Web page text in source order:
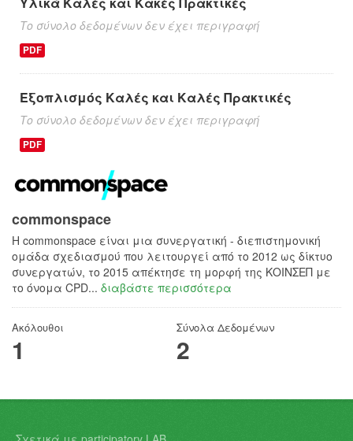
Το σύνολο δεδομένων δεν έχει περιγραφή
PDF
Εξοπλισμός Καλές και Καλές Πρακτικές
Το σύνολο δεδομένων δεν έχει περιγραφή
PDF
commonspace
H commonspace είναι μια συνεργατική - διεπιστημονική
ομάδα σχεδιασμού που λειτουργεί από το 2012 ως δίκτυο
συνεργατών, το 2015 απέκτησε τη μορφή της ΚΟΙΝΣΕΠ με
το όνομα CPD... διαβάστε περισσότερα
Ακόλουθοι
1
Σύνολα Δεδομένων
2